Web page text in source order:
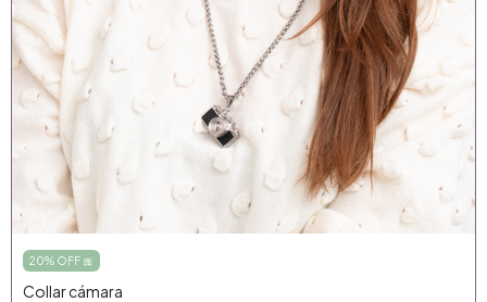
20% OFF 🎀
Collar cámara